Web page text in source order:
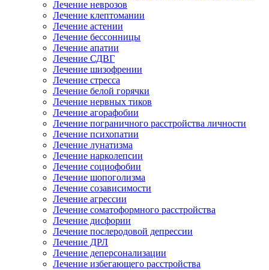
Лечение неврозов
Лечение клептомании
Лечение астении
Лечение бессонницы
Лечение апатии
Лечение СДВГ
Лечение шизофрении
Лечение стресса
Лечение белой горячки
Лечение нервных тиков
Лечение агорафобии
Лечение пограничного расстройства личности
Лечение психопатии
Лечение лунатизма
Лечение нарколепсии
Лечение социофобии
Лечение шопоголизма
Лечение созависимости
Лечение агрессии
Лечение соматоформного расстройства
Лечение дисфории
Лечение послеродовой депрессии
Лечение ДРЛ
Лечение деперсонализации
Лечение избегающего расстройства